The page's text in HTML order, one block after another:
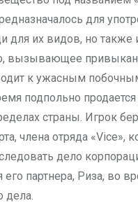
для
для их видов, но также
вызывающее
к ужасным
подпольно
страны. Игрок
члена отряда «Vice»,
дело
его партнера, Риза, во
дела.